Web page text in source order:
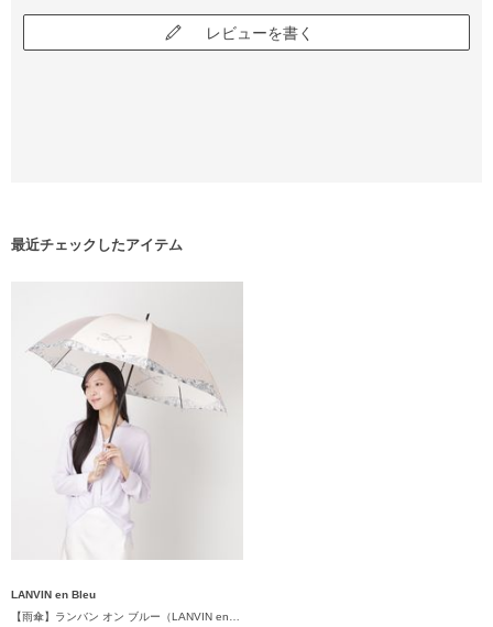
レビューを書く
最近チェックしたアイテム
LANVIN en Bleu